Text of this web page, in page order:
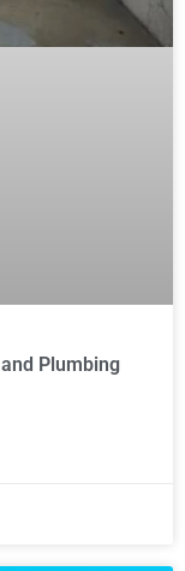
Plumbing